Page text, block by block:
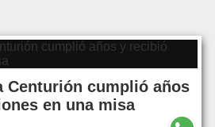
Centurión cumplió años
en una misa